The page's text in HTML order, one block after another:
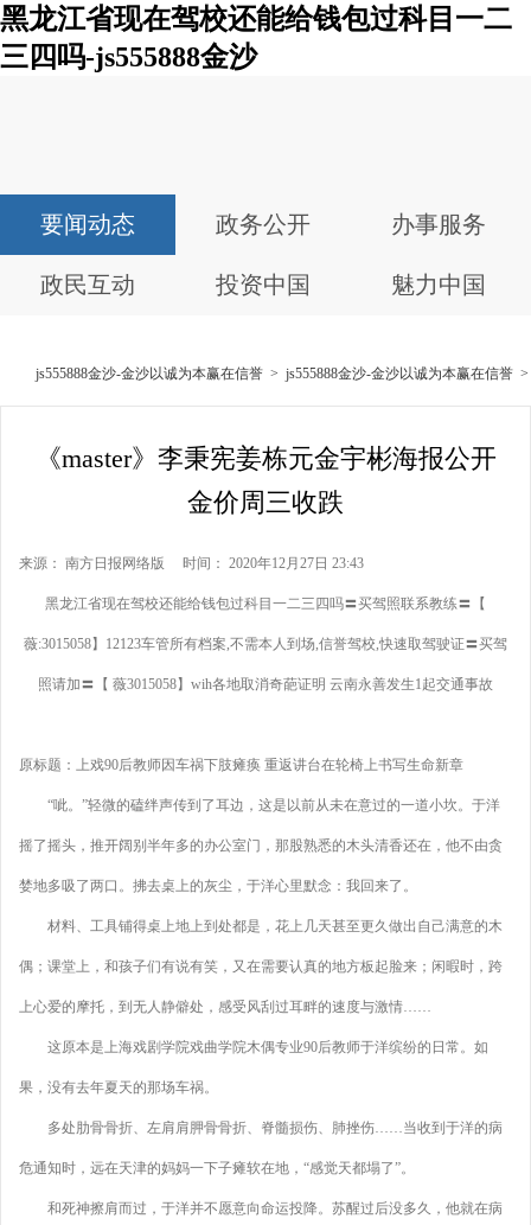
黑龙江省现在驾校还能给钱包过科目一二
三四吗-js555888金沙
要闻动态 政务公开 办事服务
政民互动 投资中国 魅力中国
js555888金沙-金沙以诚为本赢在信誉 > js555888金沙-金沙以诚为本赢在信誉
《master》李秉宪姜栋元金宇彬海报公开
金价周三收跌
来源： 南方日报网络版 时间： 2020年12月27日 23:43
黑龙江省现在驾校还能给钱包过科目一二三四吗〓买驾照联系教练〓【
薇:3015058】12123车管所有档案,不需本人到场,信誉驾校,快速取驾驶证〓买驾
照请加〓【 薇3015058】wih各地取消奇葩证明 云南永善发生1起交通事故
原标题：上戏90后教师因车祸下肢瘫痪 重返讲台在轮椅上书写生命新章
“呲。”轻微的磕绊声传到了耳边，这是以前从未在意过的一道小坎。于洋
摇了摇头，推开阔别半年多的办公室门，那股熟悉的木头清香还在，他不由贪
婪地多吸了两口。拂去桌上的灰尘，于洋心里默念：我回来了。
材料、工具铺得桌上地上到处都是，花上几天甚至更久做出自己满意的木
偶；课堂上，和孩子们有说有笑，又在需要认真的地方板起脸来；闲暇时，跨
上心爱的摩托，到无人静僻处，感受风刮过耳畔的速度与激情……
这原本是上海戏剧学院戏曲学院木偶专业90后教师于洋缤纷的日常。如
果，没有去年夏天的那场车祸。
多处肋骨骨折、左肩肩胛骨骨折、脊髓损伤、肺挫伤……当收到于洋的病
危通知时，远在天津的妈妈一下子瘫软在地，“感觉天都塌了”。
和死神擦肩而过，于洋并不愿意向命运投降。苏醒过后没多久，他就在病